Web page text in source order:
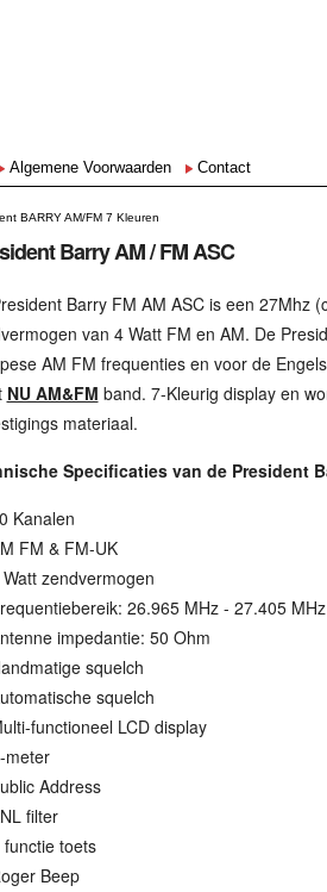
Algemene Voorwaarden Contact
BARRY AM/FM 7 Kleuren
Barry AM / FM ASC
Barry FM AM ASC is een 27Mhz
van 4 Watt FM en AM. De
AM FM frequenties en voor de
NU AM&FM band. 7-Kleurig display en
materiaal.
Specificaties van de President
Kanalen
FM & FM-UK
zendvermogen
26.965 MHz - 27.405 MHz
impedantie: 50 Ohm
squelch
squelch
functioneel LCD display
meter
Address
filter
functie toets
Beep